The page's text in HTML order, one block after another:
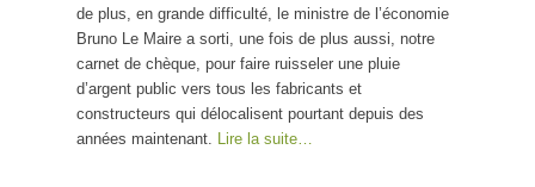
de plus, en grande difficulté, le ministre de l’économie
Bruno Le Maire a sorti, une fois de plus aussi, notre
carnet de chèque, pour faire ruisseler une pluie
d’argent public vers tous les fabricants et
constructeurs qui délocalisent pourtant depuis des
années maintenant. Lire la suite…